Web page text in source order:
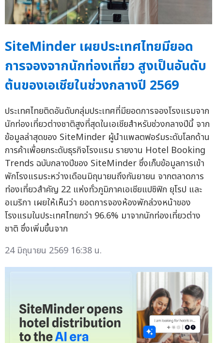
SiteMinder เผยประเทศไทยมียอด
การจองจากนักท่องเที่ยว สูงเป็นอันดับ
ต้นของเอเชียในช่วงกลางปี 2569
ประเทศไทยติดอันดับกลุ่มประเทศที่มียอดการจองโรงแรมจาก
นักท่องเที่ยวต่างชาติสูงที่สุดในเอเชียสำหรับช่วงกลางปีนี้ จาก
ข้อมูลล่าสุดของ SiteMinder ผู้นำแพลตฟอร์มระดับโลกด้าน
การค้าเพื่อยกระดับธุรกิจโรงแรม รายงาน Hotel Booking
Trends ฉบับกลางปีของ SiteMinder ซึ่งเก็บข้อมูลการเข้า
พักโรงแรมระหว่างเดือนมิถุนายนถึงกันยายน จากตลาดการ
ท่องเที่ยวสำคัญ 22 แห่งทั่วภูมิภาคเอเชียแปซิฟิก ยุโรป และ
อเมริกา เผยให้เห็นว่า ยอดการจองห้องพักล่วงหน้าของ
โรงแรมในประเทศไทยกว่า 96.6% มาจากนักท่องเที่ยวต่าง
ชาติ ซึ่งเพิ่มขึ้นจาก
24 มิถุนายน 2569 16:38 น.